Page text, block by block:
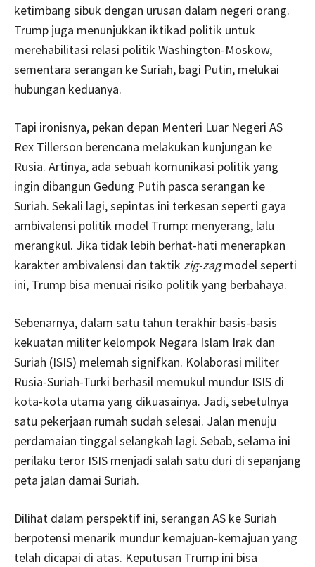
ketimbang sibuk dengan urusan dalam negeri orang.
Trump juga menunjukkan iktikad politik untuk
merehabilitasi relasi politik Washington-Moskow,
sementara serangan ke Suriah, bagi Putin, melukai
hubungan keduanya.
Tapi ironisnya, pekan depan Menteri Luar Negeri AS
Rex Tillerson berencana melakukan kunjungan ke
Rusia. Artinya, ada sebuah komunikasi politik yang
ingin dibangun Gedung Putih pasca serangan ke
Suriah. Sekali lagi, sepintas ini terkesan seperti gaya
ambivalensi politik model Trump: menyerang, lalu
merangkul. Jika tidak lebih berhat-hati menerapkan
karakter ambivalensi dan taktik zig-zagmodel seperti
ini, Trump bisa menuai risiko politik yang berbahaya.
Sebenarnya, dalam satu tahun terakhir basis-basis
kekuatan militer kelompok Negara Islam Irak dan
Suriah (ISIS) melemah signifkan. Kolaborasi militer
Rusia-Suriah-Turki berhasil memukul mundur ISIS di
kota-kota utama yang dikuasainya. Jadi, sebetulnya
satu pekerjaan rumah sudah selesai. Jalan menuju
perdamaian tinggal selangkah lagi. Sebab, selama ini
perilaku teror ISIS menjadi salah satu duri di sepanjang
peta jalan damai Suriah.
Dilihat dalam perspektif ini, serangan AS ke Suriah
berpotensi menarik mundur kemajuan-kemajuan yang
telah dicapai di atas. Keputusan Trump ini bisa